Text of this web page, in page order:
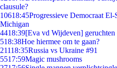
clausule?
10618:45Progressieve Democraat
Michigan
4418:39[Eva vd Wijdeven] geruchten
518:38Hoe hiermee om te gaan?
21118:35Russia vs Ukraine #91
5517:59Magic mushrooms